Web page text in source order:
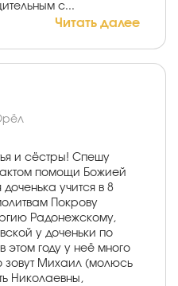
с...
Читать далее
и сёстры! Спешу
помощи Божией
учится в 8
Покрову
Радонежскому,
у доченьки по
этом году у неё много
зовут Михаил (молюсь
Николаевны,